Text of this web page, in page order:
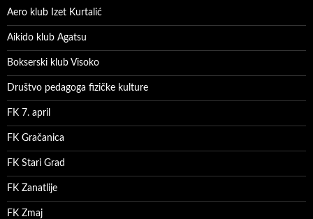
Aero klub Izet Kurtalić
Aikido klub Agatsu
Bokserski klub Visoko
Društvo pedagoga fizičke kulture
FK 7. april
FK Gračanica
FK Stari Grad
FK Zanatlije
FK Zmaj